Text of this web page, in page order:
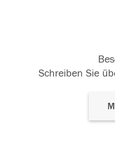
Schreiben Sie